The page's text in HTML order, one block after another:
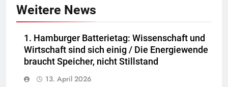
Weitere News
1. Hamburger Batterietag: Wissenschaft und
Wirtschaft sind sich einig / Die Energiewende
braucht Speicher, nicht Stillstand
13. April 2026